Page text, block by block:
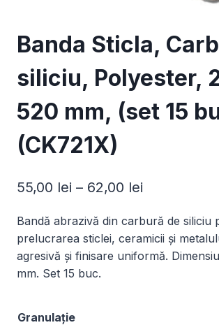
Banda Sticla,
siliciu, Polyester,
520 mm, (set 15
(CK721X)
55,00 lei – 62,00 lei
prețuri:
55,00 lei
Bandă abrazivă din carbură de siliciu
prelucrarea sticlei, ceramicii și
agresivă și finisare uniformă.
mm. Set 15 buc.
Granulație